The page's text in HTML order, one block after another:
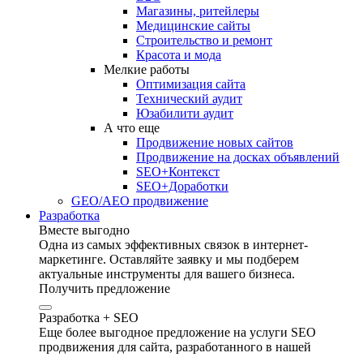
Магазины, ритейлеры
Медицинские сайты
Строительство и ремонт
Красота и мода
Мелкие работы
Оптимизация сайта
Технический аудит
Юзабилити аудит
А что еще
Продвижение новых сайтов
Продвижение на досках объявлений
SEO+Контекст
SEO+Доработки
GEO/AEO продвижение
Разработка
Вместе выгодно
Одна из самых эффективных связок в интернет-
маркетинге. Оставляйте заявку и мы подберем
актуальные инструменты для вашего бизнеса.
Получить предложение
Разработка + SEO
Еще более выгодное предложение на услуги SEO
продвижения для сайта, разработанного в нашей